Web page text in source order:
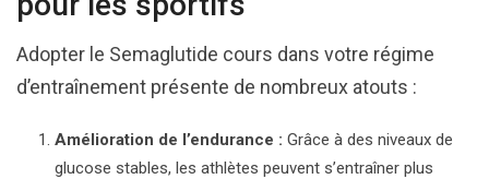
Adopter le Semaglutide cours dans votre régime
d’entraînement présente de nombreux atouts :
Amélioration de l’endurance : Grâce à des niveaux de
glucose stables, les athlètes peuvent s’entraîner plus